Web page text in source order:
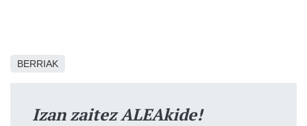
BERRIAK
Izan zaitez ALEAkide!